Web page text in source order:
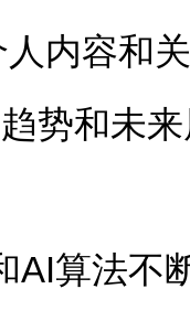
内容和
势和未
AI算法不